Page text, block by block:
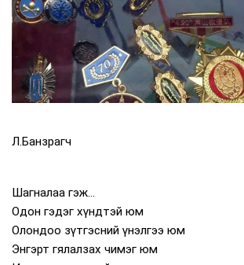
Л.Банзрагч
Шагналаа гэж...
Одон гэдэг хүндтэй юм
Олондоо зүтгэсний үнэлгээ юм
Энгэрт гялалзах чимэг юм